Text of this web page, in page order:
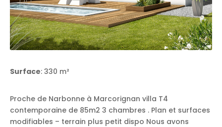
Surface: 330 m²
Proche de Narbonne à Marcorignan villa T4
contemporaine de 85m2 3 chambres . Plan et surfaces
modifiables – terrain plus petit dispo Nous avons